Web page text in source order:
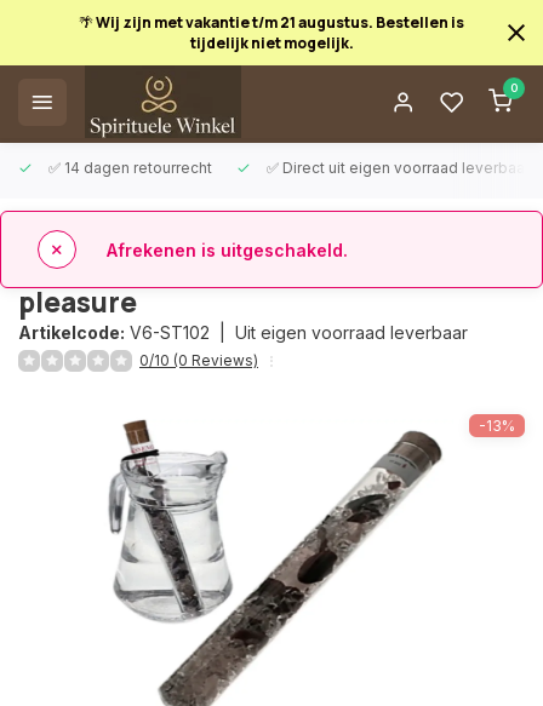
🌴 Wij zijn met vakantie t/m 21 augustus. Bestellen is
tijdelijk niet mogelijk.
0
✅ 14 dagen retourrecht ✅ Direct uit eigen voorraad leverbaar
Afrekenen is uitgeschakeld.
Edelsteenwaterstaaf Maxi Desire &
pleasure
Artikelcode: V6-ST102 | Uit eigen voorraad leverbaar
0/10 (0 Reviews)
-13%